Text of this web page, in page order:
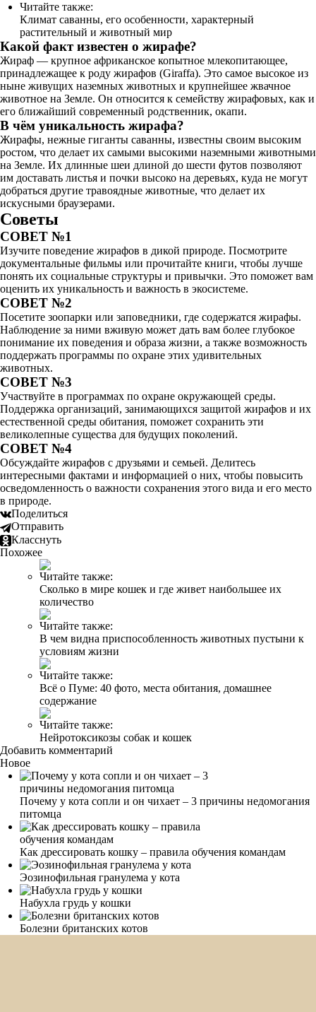
Читайте также:
Климат саванны, его особенности, характерный
растительный и животный мир
Какой факт известен о жирафе?
Жираф — крупное африканское копытное млекопитающее,
принадлежащее к роду жирафов (Giraffa). Это самое высокое из
ныне живущих наземных животных и крупнейшее жвачное
животное на Земле. Он относится к семейству жирафовых, как и
его ближайший современный родственник, окапи.
В чём уникальность жирафа?
Жирафы, нежные гиганты саванны, известны своим высоким
ростом, что делает их самыми высокими наземными животными
на Земле. Их длинные шеи длиной до шести футов позволяют
им доставать листья и почки высоко на деревьях, куда не могут
добраться другие травоядные животные, что делает их
искусными браузерами.
Советы
СОВЕТ №1
Изучите поведение жирафов в дикой природе. Посмотрите
документальные фильмы или прочитайте книги, чтобы лучше
понять их социальные структуры и привычки. Это поможет вам
оценить их уникальность и важность в экосистеме.
СОВЕТ №2
Посетите зоопарки или заповедники, где содержатся жирафы.
Наблюдение за ними вживую может дать вам более глубокое
понимание их поведения и образа жизни, а также возможность
поддержать программы по охране этих удивительных
животных.
СОВЕТ №3
Участвуйте в программах по охране окружающей среды.
Поддержка организаций, занимающихся защитой жирафов и их
естественной среды обитания, поможет сохранить эти
великолепные существа для будущих поколений.
СОВЕТ №4
Обсуждайте жирафов с друзьями и семьей. Делитесь
интересными фактами и информацией о них, чтобы повысить
осведомленность о важности сохранения этого вида и его место
в природе.
Поделиться
Отправить
Класснуть
Похожее
Читайте также:
Сколько в мире кошек и где живет наибольшее их
количество
Читайте также:
В чем видна приспособленность животных пустыни к
условиям жизни
Читайте также:
Всё о Пуме: 40 фото, места обитания, домашнее
содержание
Читайте также:
Нейротоксикозы собак и кошек
Добавить комментарий
Новое
Почему у кота сопли и он чихает – 3 причины недомогания
питомца
Как дрессировать кошку – правила обучения командам
Эозинофильная гранулема у кота
Набухла грудь у кошки
Болезни британских котов